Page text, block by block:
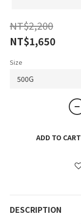
NT$2,200
NT$1,650
Size
ADD TO CART
DESCRIPTION